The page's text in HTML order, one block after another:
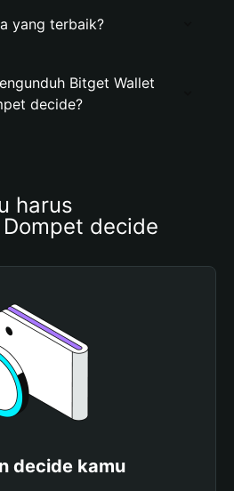
yang terbaik?
Bitget Wallet
decide?
harus
decide
decide kamu